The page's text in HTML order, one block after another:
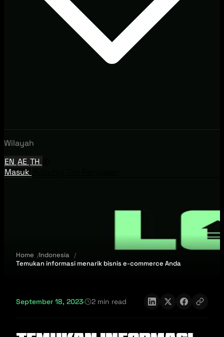
Wilayah
EN AE TH
Masuk
Home
Indonesia
Temukan informasi menarik bisnis e-commerce Anda
September 18, 2023· 2 min read